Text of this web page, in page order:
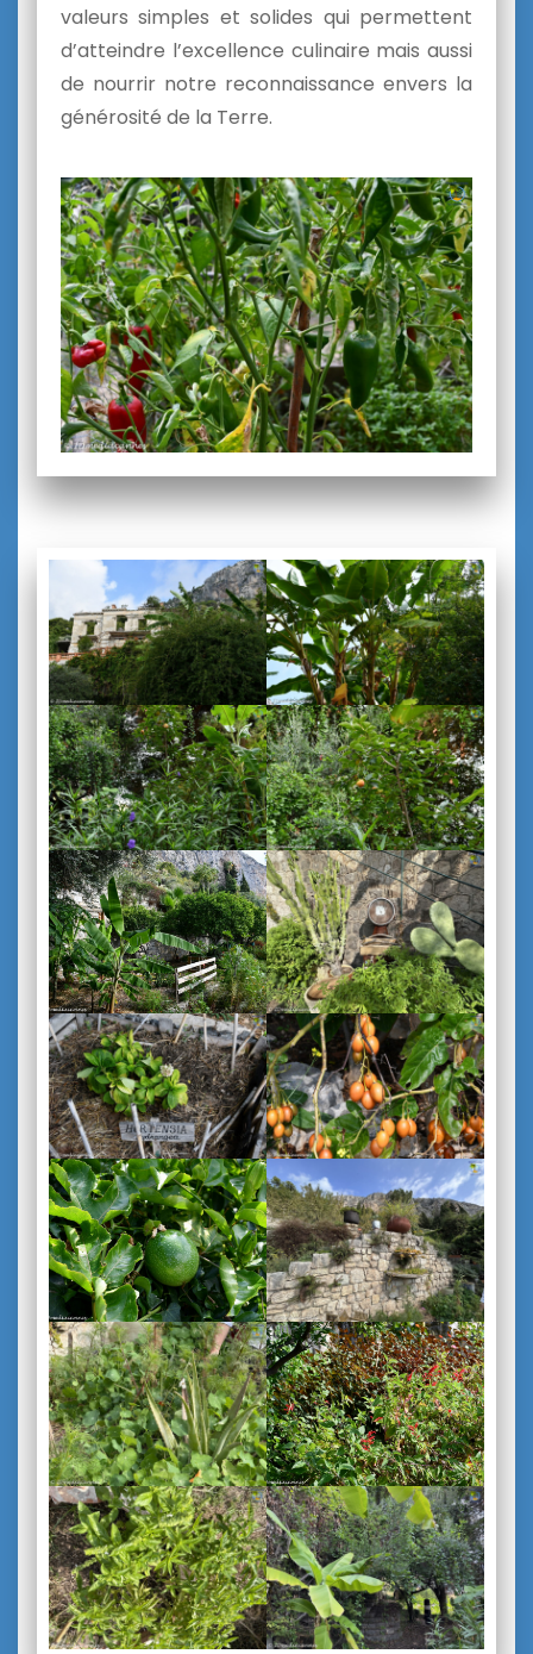
valeurs simples et solides qui permettent
d’atteindre l’excellence culinaire mais aussi
de nourrir notre reconnaissance envers la
générosité de la Terre.